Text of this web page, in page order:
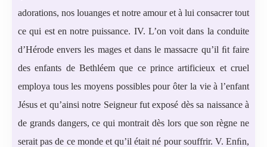
adorations, nos louanges et notre amour et à lui consacrer tout
ce qui est en notre puissance. IV. L’on voit dans la conduite
d’Hérode envers les mages et dans le massacre qu’il ﬁt faire
des enfants de Bethléem que ce prince artificieux et cruel
employa tous les moyens possibles pour ôter la vie à l’enfant
Jésus et qu’ainsi notre Seigneur fut exposé dès sa naissance à
de grands dangers, ce qui montrait dès lors que son règne ne
serait pas de ce monde et qu’il était né pour souffrir. V. Enﬁn,